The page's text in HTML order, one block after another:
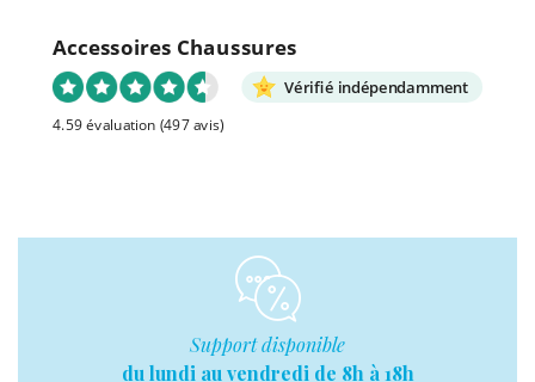
Accessoires Chaussures
Vérifié indépendamment
4.59 évaluation (497 avis)
Support disponible
du lundi au vendredi de 8h à 18h